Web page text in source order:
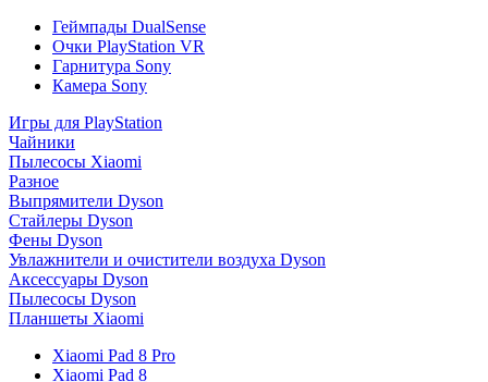
Геймпады DualSense
Очки PlayStation VR
Гарнитура Sony
Камера Sony
Игры для PlayStation
Чайники
Пылесосы Xiaomi
Разное
Выпрямители Dyson
Стайлеры Dyson
Фены Dyson
Увлажнители и очистители воздуха Dyson
Аксессуары Dyson
Пылесосы Dyson
Планшеты Xiaomi
Xiaomi Pad 8 Pro
Xiaomi Pad 8